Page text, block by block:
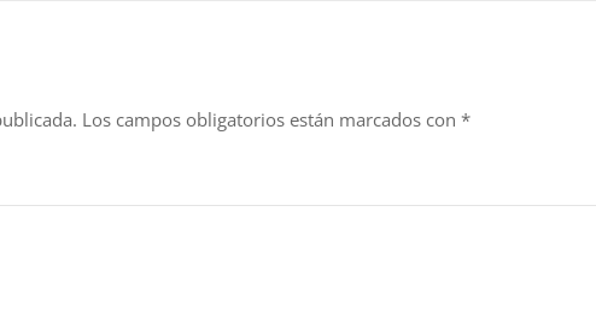
Los campos obligatorios están marcados con *